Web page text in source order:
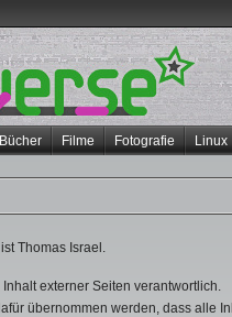
Bücher Filme Fotografie Linux
Thomas Israel.
Inhalt externer Seiten verantwortlich.
übernommen werden, dass alle